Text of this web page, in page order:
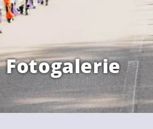
Fotogalerie